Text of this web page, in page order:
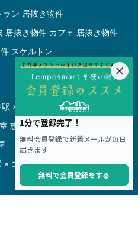
ラン 居抜き物件
居抜き物件 カフェ 居抜き物件
スケルトン
× カフェ
池袋駅 × ラーメン
恵比寿駅 × レストラン
麻布十番駅 × レストラン
× エステ・マッサージ・サロン